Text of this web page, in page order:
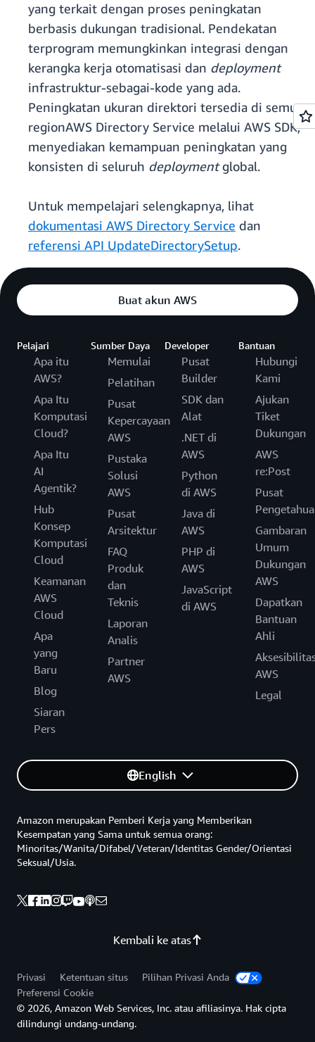
yang terkait dengan proses peningkatan
berbasis dukungan tradisional. Pendekatan
terprogram memungkinkan integrasi dengan
kerangka kerja otomatisasi dan deployment
infrastruktur-sebagai-kode yang ada.
Peningkatan ukuran direktori tersedia di semua
regionAWS Directory Service melalui AWS SDK,
menyediakan kemampuan peningkatan yang
konsisten di seluruh deploymentglobal.
Untuk mempelajari selengkapnya, lihat
dokumentasi AWS Directory Service dan
referensi API UpdateDirectorySetup.
Buat akun AWS
Pelajari
Apa itu
AWS?
Apa Itu
Komputasi
Cloud?
Apa Itu
AI
Agentik?
Hub
Konsep
Komputasi
Cloud
Keamanan
AWS
Cloud
Apa
yang
Baru
Blog
Siaran
Pers
Sumber Daya
Memulai
Pelatihan
Pusat
Kepercayaan
AWS
Pustaka
Solusi
AWS
Pusat
Arsitektur
FAQ
Produk
dan
Teknis
Laporan
Analis
Partner
AWS
Developer
Pusat
Builder
SDK dan
Alat
.NET di
AWS
Python
di AWS
Java di
AWS
PHP di
AWS
JavaScript
di AWS
Bantuan
Hubungi
Kami
Ajukan
Tiket
Dukungan
AWS
re:Post
Pusat
Gambaran
Umum
Dukungan
AWS
Dapatkan
Bantuan
Ahli
AWS
Legal
English
Kembali ke atas
Amazon merupakan Pemberi Kerja yang Memberikan
Kesempatan yang Sama untuk semua orang:
Minoritas/Wanita/Difabel/Veteran/Identitas Gender/Orientasi
Seksual/Usia.
Privasi Ketentuan situs
Pilihan Privasi Anda
Preferensi Cookie
© 2026, Amazon Web Services, Inc. atau afiliasinya. Hak cipta
dilindungi undang-undang.